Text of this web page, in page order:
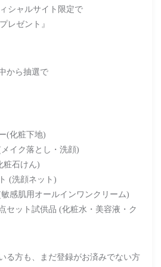
シャルサイト限定で
レゼント』
から抽選で
(化粧下地)
イク落とし・洗顔)
粧石けん)
(洗顔ネット)
感肌用オールインワンクリーム)
セット試供品 (化粧水・美容液・ク
る方も、まだ登録がお済みでない方